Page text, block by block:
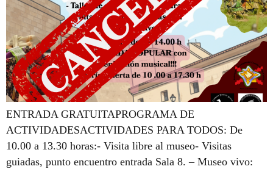
ENTRADA GRATUITAPROGRAMA DE
ACTIVIDADESACTIVIDADES PARA TODOS: De
10.00 a 13.30 horas:- Visita libre al museo- Visitas
guiadas, punto encuentro entrada Sala 8. – Museo vivo: